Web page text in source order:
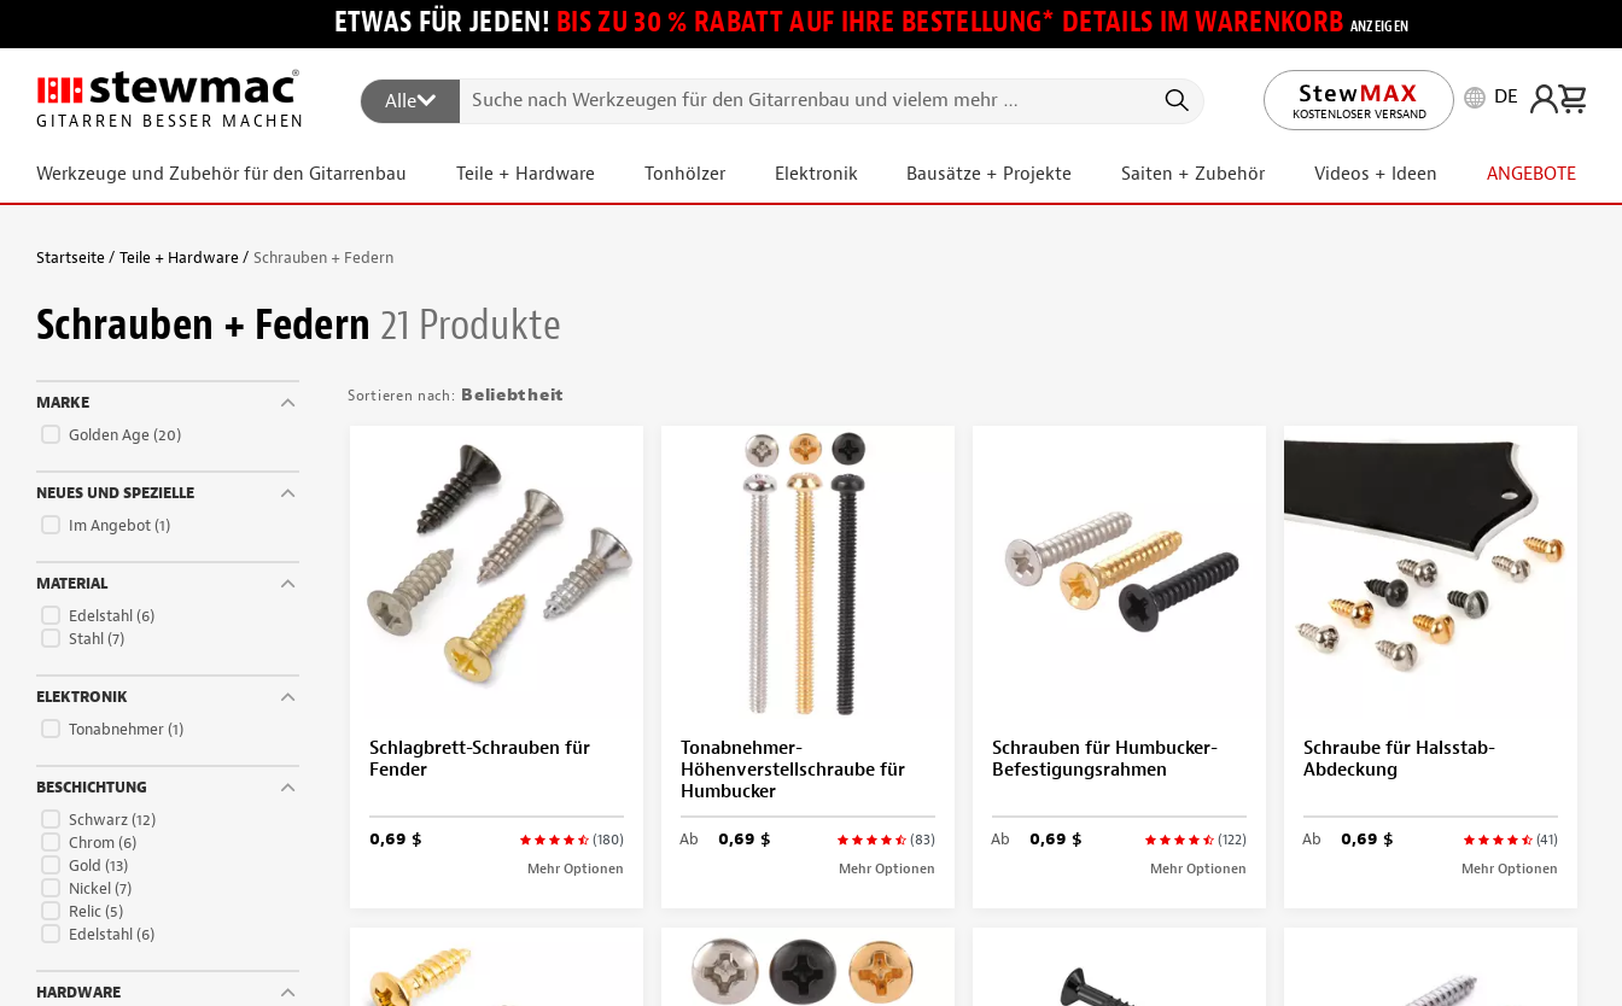
ETWAS FÜR JEDEN! BIS ZU 30 % RABATT AUF IHRE BESTELLUNG* DETAILS IM WARENKORB ANZEIGEN
GITARREN BESSER MACHEN
Alle
KOSTENLOSER VERSAND
DE
Werkzeuge und Zubehör für den Gitarrenbau Teile + Hardware Tonhölzer Elektronik Bausätze + Projekte Saiten + Zubehör Videos + Ideen ANGEBOTE
Startseite Teile + Hardware Schrauben + Federn
Schrauben + Federn 21 Produkte
MARKE
Golden Age(20)
NEUES UND SPEZIELLE
Im Angebot(1)
MATERIAL
Edelstahl(6)
Stahl(7)
ELEKTRONIK
Tonabnehmer(1)
BESCHICHTUNG
Schwarz(12)
Chrom(6)
Gold (13)
Nickel(7)
Relic(5)
Edelstahl(6)
HARDWARE
Beliebtheit
Schlagbrett-Schrauben für
Fender
(180)
0,69 $
Mehr Optionen
Tonabnehmer-
Höhenverstellschraube für
Humbucker
(83)
Ab 0,69 $
Mehr Optionen
Schrauben für Humbucker-
Befestigungsrahmen
(122)
Ab 0,69 $
Mehr Optionen
Schraube für Halsstab-
Abdeckung
(41)
Ab 0,69 $
Mehr Optionen